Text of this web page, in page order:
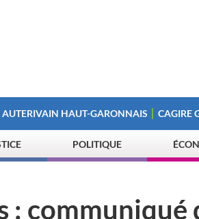
AUTERIVAIN HAUT-GARONNAIS CAGIRE
POLITIQUE
communiqué